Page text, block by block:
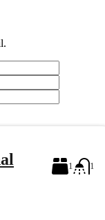
– Funchal
1 1